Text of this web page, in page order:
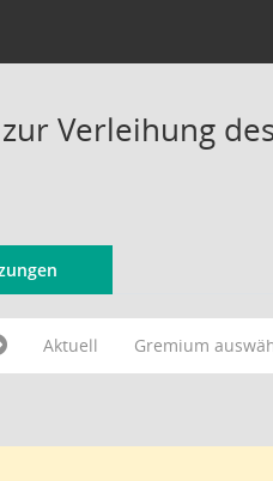
Verleihung
Aktuell Gremium